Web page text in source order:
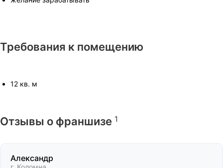
Требования к помещению
12 кв. м
Отзывы о франшизе 1
Александр